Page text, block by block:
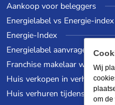
Aankoop voor beleggers
Energielabel vs Energie-index
Energie-Index
Energielabel aanvragen
Franchise makelaar worden
Huis verkopen in verhuurde
Huis verhuren tijdens een
Wij
om de